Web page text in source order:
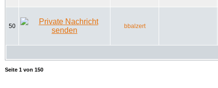
50 bbalzert
Seite 1 von 150